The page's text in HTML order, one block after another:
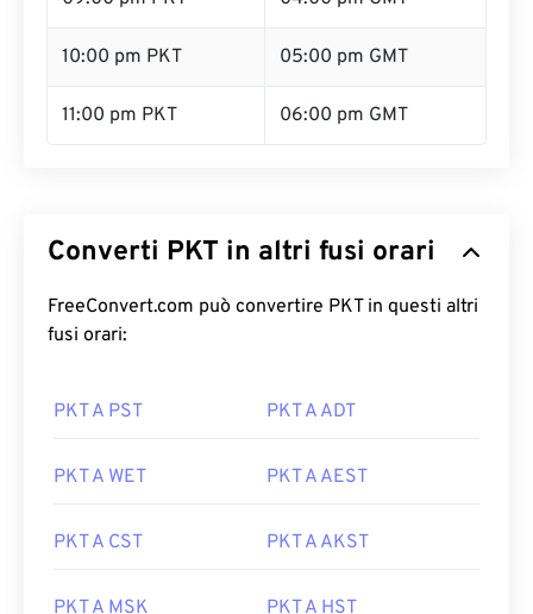
10:00 pm PKT 05:00 pm GMT
11:00 pm PKT 06:00 pm GMT
Converti PKT in altri fusi orari
FreeConvert.com può convertire PKT in questi altri
fusi orari:
PKT A PST PKT A ADT
PKT A WET PKT A AEST
PKT A CST PKT A AKST
PKT A MSK PKT A HST